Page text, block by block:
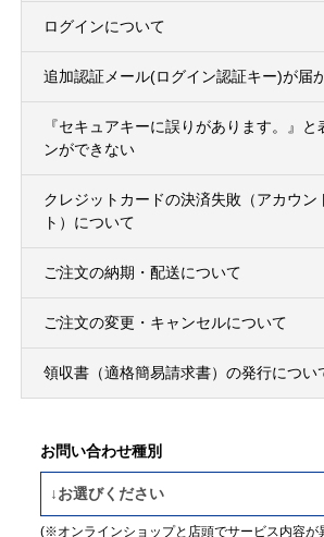
ログインについて
追加認証メール(ログイン認証キー)が届
『セキュアキーに誤りがあります。』と
ンができない
クレジットカードの決済失敗（アカウン
ト）について
ご注文の納期・配送について
ご注文の変更・キャンセルについて
領収書（適格簡易請求書）の発行につい
お問い合わせ種別
(※オンラインショップと店頭でサービス内容が